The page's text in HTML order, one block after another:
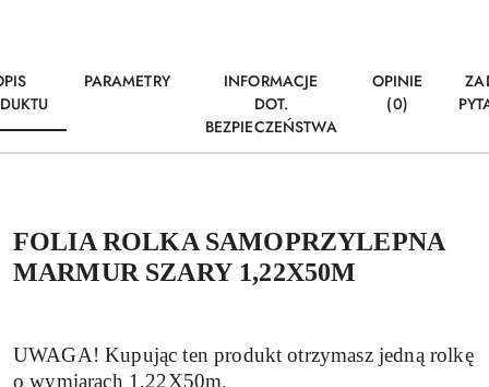
PARAMETRY
INFORMACJE
DOT.
BEZPIECZEŃSTWA
OPINIE
(0)
FOLIA ROLKA SAMOPRZYLEPNA
MARMUR SZARY 1,22X50M
UWAGA! Kupując ten produkt otrzymasz jedną rolkę
o wymiarach 1,22X50m.